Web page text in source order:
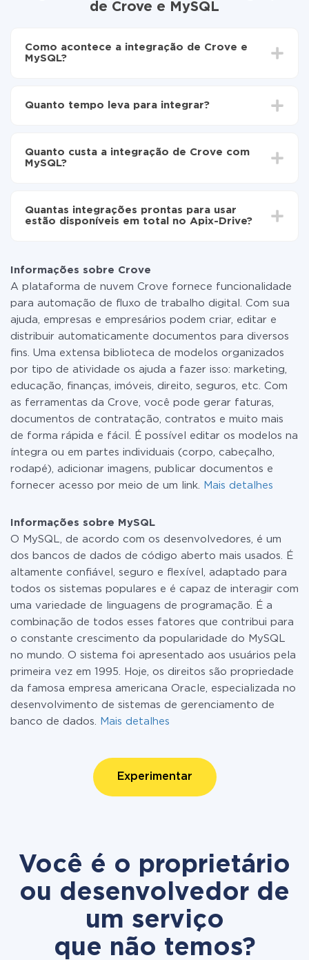
de Crove e MySQL
Como acontece a integração de Crove e
MySQL?
MySQL
automaticamente de Crove para MySQL
Quanto tempo leva para integrar?
30 minutos. Em média, a configuração leva de 10 a 15
minutos.
Quanto custa a integração de Crove com
MySQL?
as tarifas. Você paga apenas pela quantidade de
dados que é realmente transferida de um de seus
ou mudar para um de pago, se necessário. Mais
detalhes sobre tarifas.
Quantas integrações prontas para usar
estão disponíveis em total no Apix-Drive?
Informações sobre Crove
A plataforma de nuvem Crove fornece funcionalidade
para automação de fluxo de trabalho digital. Com sua
ajuda, empresas e empresários podem criar, editar e
distribuir automaticamente documentos para diversos
fins. Uma extensa biblioteca de modelos organizados
por tipo de atividade os ajuda a fazer isso: marketing,
educação, finanças, imóveis, direito, seguros, etc. Com
as ferramentas da Crove, você pode gerar faturas,
documentos de contratação, contratos e muito mais
de forma rápida e fácil. É possível editar os modelos na
íntegra ou em partes individuais (corpo, cabeçalho,
rodapé), adicionar imagens, publicar documentos e
fornecer acesso por meio de um link.
Mais detalhes
Informações sobre MySQL
O MySQL, de acordo com os desenvolvedores, é um
dos bancos de dados de código aberto mais usados. É
altamente confiável, seguro e flexível, adaptado para
todos os sistemas populares e é capaz de interagir com
uma variedade de linguagens de programação. É a
combinação de todos esses fatores que contribui para
o constante crescimento da popularidade do MySQL
no mundo. O sistema foi apresentado aos usuários pela
primeira vez em 1995. Hoje, os direitos são propriedade
da famosa empresa americana Oracle, especializada no
desenvolvimento de sistemas de gerenciamento de
banco de dados.
Mais detalhes
Experimentar
Você é o proprietário
ou desenvolvedor de
um serviço
que não temos?